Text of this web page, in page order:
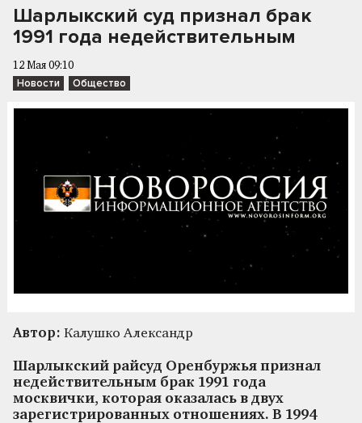
Шарлыкский суд признал брак
1991 года недействительным
12 Мая 09:10
Новости Общество
Автор: Калушко Александр
Шарлыкский райсуд Оренбуржья признал
недействительным брак 1991 года
москвички, которая оказалась в двух
зарегистрированных отношениях. В 1994